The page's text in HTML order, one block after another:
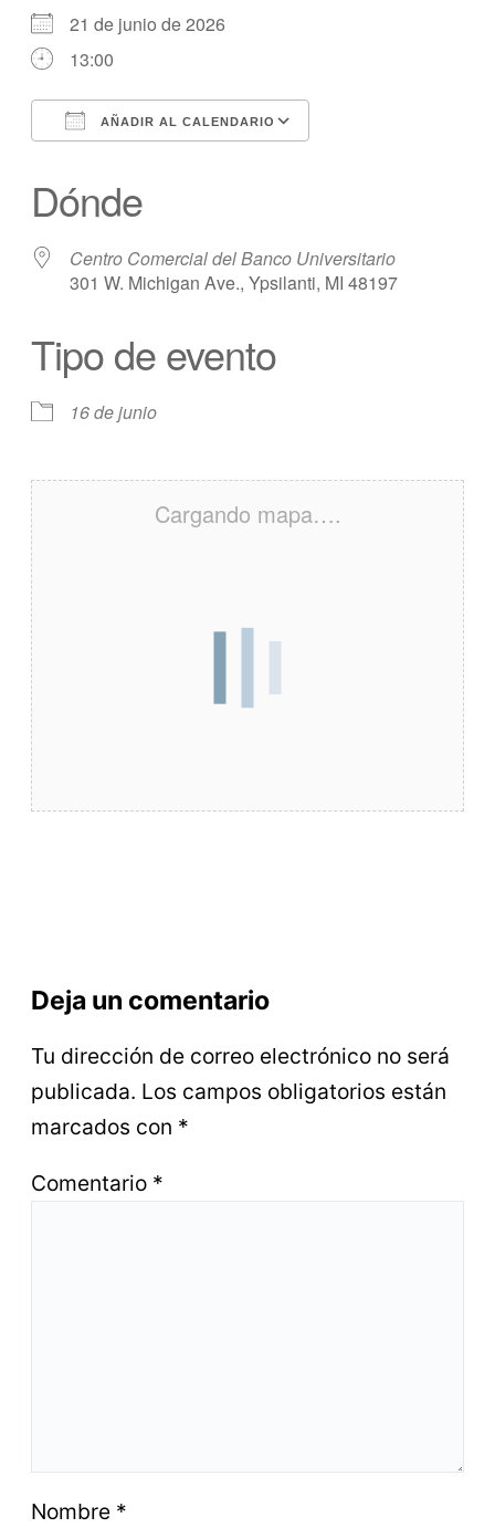
21 de junio de 2026
13:00
AÑADIR AL CALENDARIO
Dónde
Centro Comercial del Banco Universitario
301 W. Michigan Ave., Ypsilanti, MI 48197
Tipo de evento
16 de junio
Cargando mapa….
Deja un comentario
Tu dirección de correo electrónico no será
publicada. Los campos obligatorios están
marcados con *
Comentario *
Nombre *